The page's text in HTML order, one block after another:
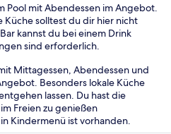
Pool mit Abendessen im Angebot.
Küche solltest du dir hier nicht
kannst du bei einem Drink
sind erforderlich.
Mittagessen, Abendessen und
Besonders lokale Küche
lassen. Du hast die
Freien zu genießen
Kindermenü ist vorhanden.